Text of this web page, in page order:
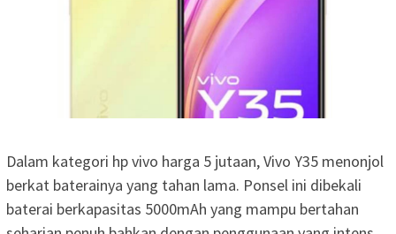
Dalam kategori hp vivo harga 5 jutaan, Vivo Y35 menonjol
berkat baterainya yang tahan lama. Ponsel ini dibekali
baterai berkapasitas 5000mAh yang mampu bertahan